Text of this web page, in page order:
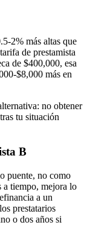
2% más altas que
de prestamista
de $400,000, esa
$8,000 más en
no obtener
tu situación
B
puente, no como
a tiempo, mejora lo
a un
prestatarios
o dos años si